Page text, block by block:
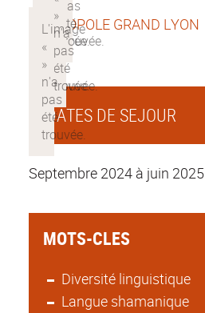
METROPOLE GRAND LYON
DATES DE SEJOUR
Septembre 2024 à juin 2025
MOTS-CLES
Diversité linguistique
Langue shamanique